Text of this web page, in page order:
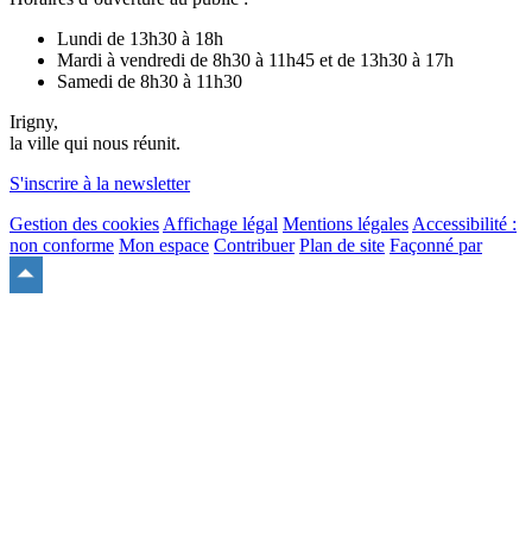
Lundi de 13h30 à 18h
Mardi à vendredi de 8h30 à 11h45 et de 13h30 à 17h
Samedi de 8h30 à 11h30
Irigny,
la ville qui nous réunit.
S'inscrire à la newsletter
Gestion des cookiesAffichage légal Mentions légalesAccessibilité :
non conforme Mon espace Contribuer Plan de site Façonné par